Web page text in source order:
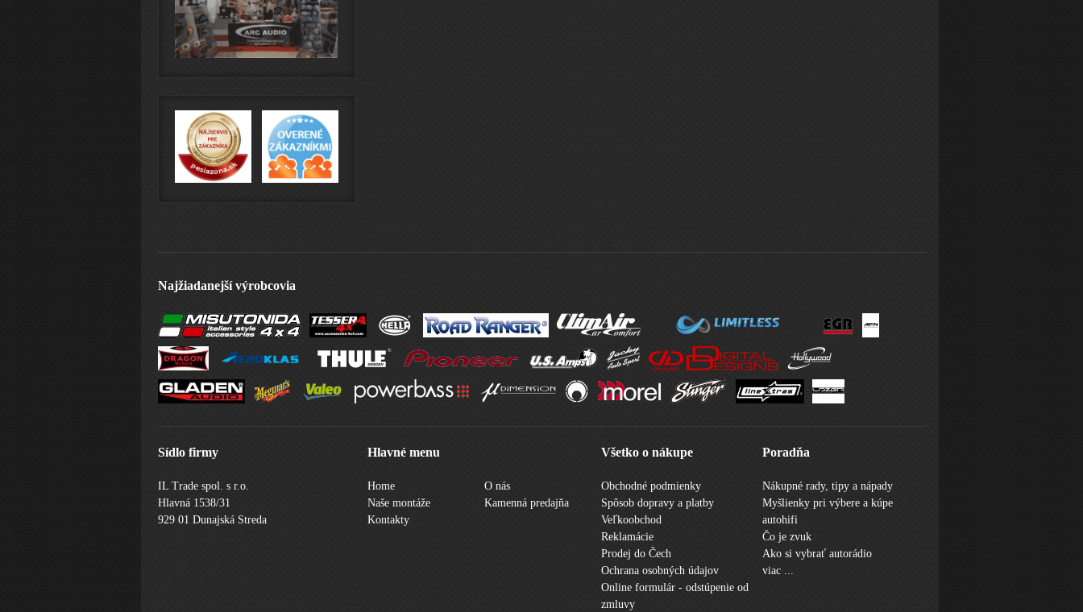
Najžiadanejší výrobcovia
Sídlo firmy
IL Trade spol. s r.o.
Hlavná 1538/31
929 01 Dunajská Streda
Hlavné menu
Home
O nás
Naše montáže
Kamenná predajňa
Kontakty
Všetko o nákupe
Obchodné podmienky
Spôsob dopravy a platby
Veľkoobchod
Reklamácie
Prodej do Čech
Ochrana osobných údajov
Online formulár - odstúpenie od
zmluvy
Poradňa
Nákupné rady, tipy a nápady
Myšlienky pri výbere a kúpe
autohifi
Čo je zvuk
Ako si vybrať autorádio
viac ...